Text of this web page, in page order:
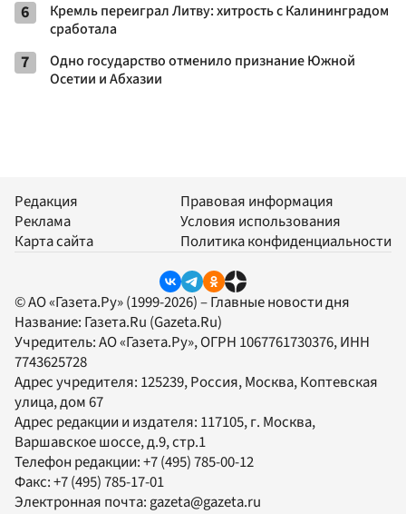
6
Кремль переиграл Литву: хитрость с Калининградом
сработала
7
Одно государство отменило признание Южной
Осетии и Абхазии
Редакция
Реклама
Карта сайта
Правовая информация
Условия использования
Политика конфиденциальности
© АО «Газета.Ру» (1999-2026) – Главные новости дня
Название: Газета.Ru (Gazeta.Ru)
Учредитель:АО «Газета.Ру», ОГРН 1067761730376, ИНН
7743625728
Адрес учредителя: 125239, Россия, Москва, Коптевская
улица, дом 67
Адрес редакции и издателя: 117105, г. Москва,
Варшавское шоссе, д.9, стр.1
Телефон редакции:+7 (495) 785-00-12
Факс:+7 (495) 785-17-01
Электронная почта: gazeta@gazeta.ru